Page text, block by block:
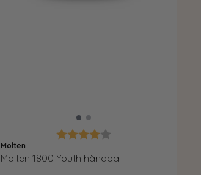
Karakter:
Molten
Molten 1800 Youth håndball